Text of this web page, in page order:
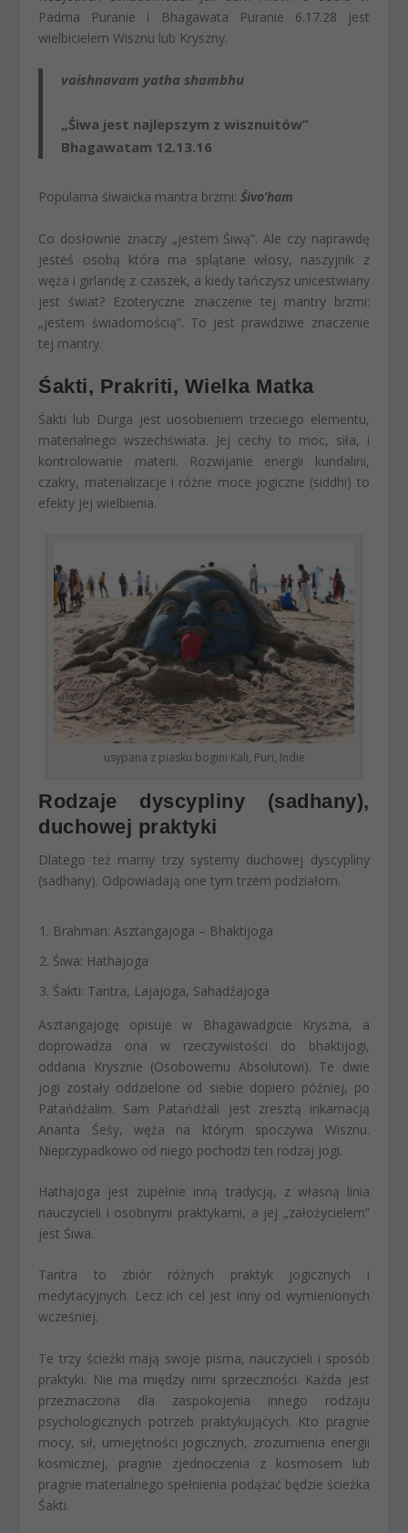
Padma Puranie i Bhagawata Puranie 6.17.28 jest
wielbicielem Wisznu lub Kryszny.
vaishnavam yatha shambhu
„Śiwa jest najlepszym z wisznuitów”
Bhagawatam 12.13.16
Popularna śiwaicka mantra brzmi:Śivo’ham
Co dosłownie znaczy „jestem Śiwą”. Ale czy naprawdę
jesteś osobą która ma splątane włosy, naszyjnik z
węża i girlandę z czaszek, a kiedy tańczysz unicestwiany
jest świat? Ezoteryczne znaczenie tej mantry brzmi:
„jestem świadomością”. To jest prawdziwe znaczenie
tej mantry.
Śakti, Prakriti, Wielka Matka
Śakti lub Durga jest uosobieniem trzeciego elementu,
materialnego wszechświata. Jej cechy to moc, siła, i
kontrolowanie materii. Rozwijanie energii kundalini,
czakry, materializacje i różne moce jogiczne (siddhi) to
efekty jej wielbienia.
usypana z piasku bogini Kali, Puri, Indie
Rodzaje dyscypliny (sadhany),
duchowej praktyki
Dlatego też mamy trzy systemy duchowej dyscypliny
(sadhany). Odpowiadają one tym trzem podziałom.
Brahman: Asztangajoga – Bhaktijoga
Śiwa: Hathajoga
Śakti: Tantra, Lajajoga, Sahadźajoga
Asztangajogę opisuje w Bhagawadgicie Kryszna, a
doprowadza ona w rzeczywistości do bhaktijogi,
oddania Krysznie (Osobowemu Absolutowi). Te dwie
jogi zostały oddzielone od siebie dopiero później, po
Patańdźalim. Sam Patańdźali jest zresztą inkarnacją
Ananta Śeśy, węża na którym spoczywa Wisznu.
Nieprzypadkowo od niego pochodzi ten rodzaj jogi.
Hathajoga jest zupełnie inną tradycją, z własną linia
nauczycieli i osobnymi praktykami, a jej „założycielem”
jest Śiwa.
Tantra to zbiór różnych praktyk jogicznych i
medytacyjnych. Lecz ich cel jest inny od wymienionych
wcześniej.
Te trzy ścieżki mają swoje pisma, nauczycieli i sposób
praktyki. Nie ma między nimi sprzeczności. Każda jest
przeznaczona dla zaspokojenia innego rodzaju
psychologicznych potrzeb praktykujących. Kto pragnie
mocy, sił, umiejętności jogicznych, zrozumienia energii
kosmicznej, pragnie zjednoczenia z kosmosem lub
pragnie materialnego spełnienia podążać będzie ścieżka
Śakti.